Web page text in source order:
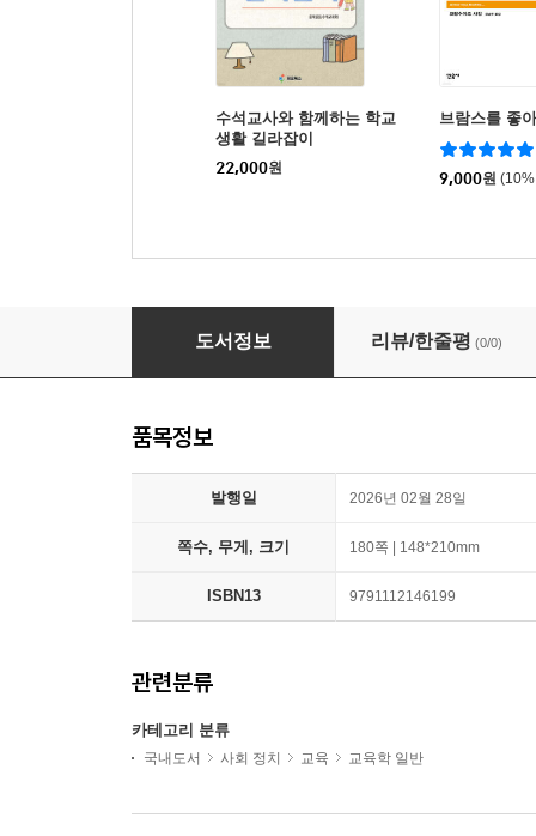
수석교사와 함께하는 학교
생활 길라잡이
22,000원
브람스를 좋
9,000원
수업 관찰 도구 : 수업 성장을 위한 13 렌즈
도서정보 리뷰/한줄평 (0/0)
품목정보
발행일 2026년 02월 28일
쪽수, 무게, 크기 180쪽 | 148*210mm
ISBN13 9791112146199
관련분류
카테고리 분류
국내도서 사회 정치 교육 교육학 일반